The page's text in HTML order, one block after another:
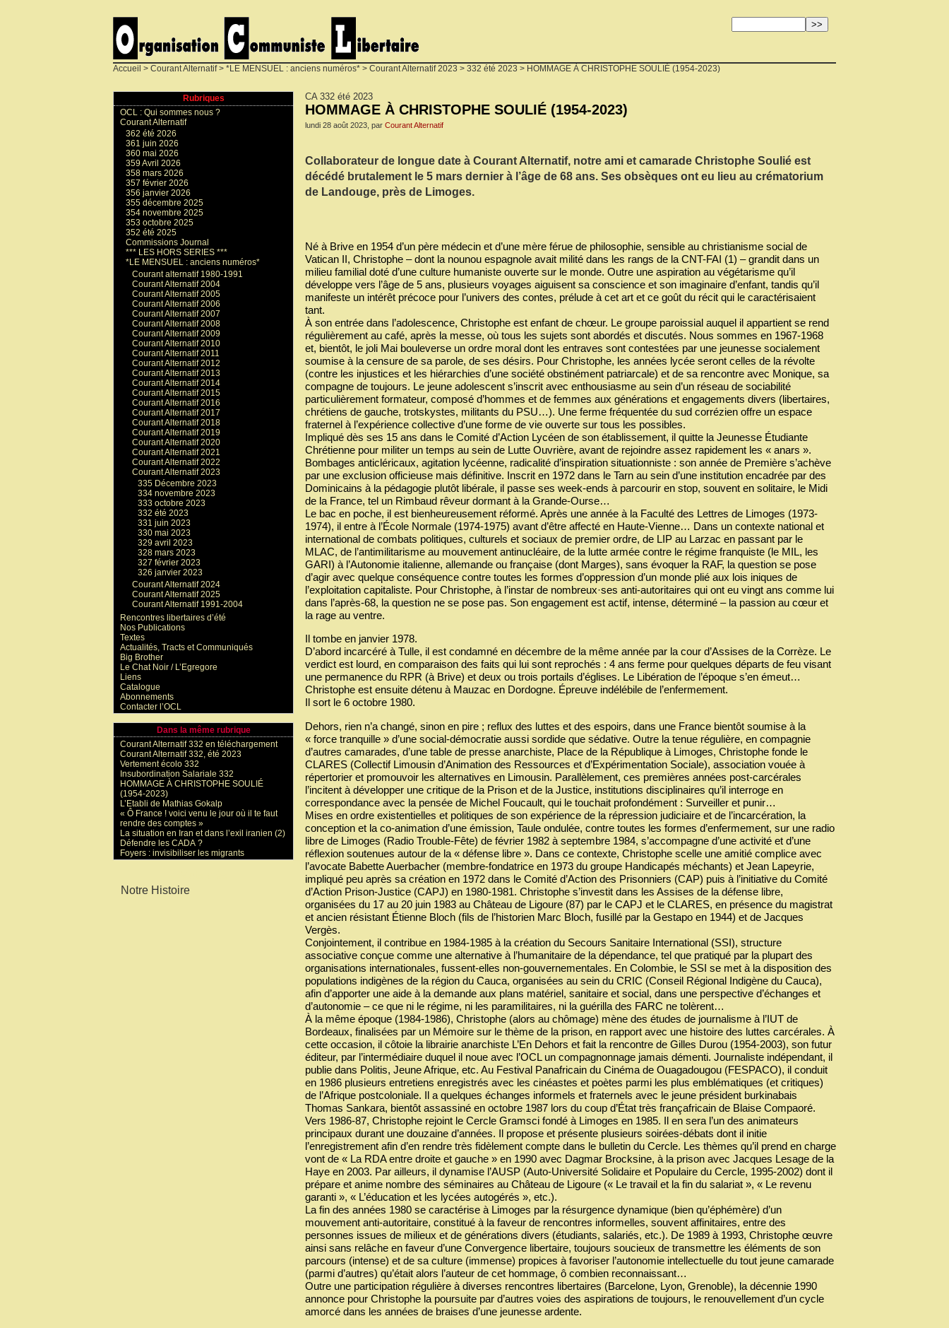
Accueil > Courant Alternatif> *LE MENSUEL : anciens numéros* > Courant Alternatif 2023 > 332 été 2023 > HOMMAGE À CHRISTOPHE SOULIÉ (1954-2023)
CA 332 été 2023
HOMMAGE À CHRISTOPHE SOULIÉ (1954-2023)
lundi 28 août 2023, par Courant Alternatif
Collaborateur de longue date à Courant Alternatif, notre ami et camarade Christophe Soulié est
décédé brutalement le 5 mars dernier à l’âge de 68 ans. Ses obsèques ont eu lieu au crématorium
de Landouge, près de Limoges.
Né à Brive en 1954 d’un père médecin et d’une mère férue de philosophie, sensible au christianisme social de
Vatican II, Christophe – dont la nounou espagnole avait milité dans les rangs de la CNT-FAI (1) – grandit dans un
milieu familial doté d’une culture humaniste ouverte sur le monde. Outre une aspiration au végétarisme qu’il
développe vers l’âge de 5 ans, plusieurs voyages aiguisent sa conscience et son imaginaire d’enfant, tandis qu’il
manifeste un intérêt précoce pour l’univers des contes, prélude à cet art et ce goût du récit qui le caractérisaient
tant.
À son entrée dans l’adolescence, Christophe est enfant de chœur. Le groupe paroissial auquel il appartient se rend
régulièrement au café, après la messe, où tous les sujets sont abordés et discutés. Nous sommes en 1967-1968
et, bientôt, le joli Mai bouleverse un ordre moral dont les entraves sont contestées par une jeunesse socialement
soumise à la censure de sa parole, de ses désirs. Pour Christophe, les années lycée seront celles de la révolte
(contre les injustices et les hiérarchies d’une société obstinément patriarcale) et de sa rencontre avec Monique, sa
compagne de toujours. Le jeune adolescent s’inscrit avec enthousiasme au sein d’un réseau de sociabilité
particulièrement formateur, composé d’hommes et de femmes aux générations et engagements divers (libertaires,
chrétiens de gauche, trotskystes, militants du PSU…). Une ferme fréquentée du sud corrézien offre un espace
fraternel à l’expérience collective d’une forme de vie ouverte sur tous les possibles.
Impliqué dès ses 15 ans dans le Comité d’Action Lycéen de son établissement, il quitte la Jeunesse Étudiante
Chrétienne pour militer un temps au sein de Lutte Ouvrière, avant de rejoindre assez rapidement les « anars ».
Bombages anticléricaux, agitation lycéenne, radicalité d’inspiration situationniste : son année de Première s’achève
par une exclusion officieuse mais définitive. Inscrit en 1972 dans le Tarn au sein d’une institution encadrée par des
Dominicains à la pédagogie plutôt libérale, il passe ses week-ends à parcourir en stop, souvent en solitaire, le Midi
de la France, tel un Rimbaud rêveur dormant à la Grande-Ourse…
Le bac en poche, il est bienheureusement réformé. Après une année à la Faculté des Lettres de Limoges (1973-
1974), il entre à l’École Normale (1974-1975) avant d’être affecté en Haute-Vienne… Dans un contexte national et
international de combats politiques, culturels et sociaux de premier ordre, de LIP au Larzac en passant par le
MLAC, de l’antimilitarisme au mouvement antinucléaire, de la lutte armée contre le régime franquiste (le MIL, les
GARI) à l’Autonomie italienne, allemande ou française (dont Marges), sans évoquer la RAF, la question se pose
d’agir avec quelque conséquence contre toutes les formes d’oppression d’un monde plié aux lois iniques de
l’exploitation capitaliste. Pour Christophe, à l’instar de nombreux·ses anti-autoritaires qui ont eu vingt ans comme lui
dans l’après-68, la question ne se pose pas. Son engagement est actif, intense, déterminé – la passion au cœur et
la rage au ventre.
Il tombe en janvier 1978.
D’abord incarcéré à Tulle, il est condamné en décembre de la même année par la cour d’Assises de la Corrèze. Le
verdict est lourd, en comparaison des faits qui lui sont reprochés : 4 ans ferme pour quelques départs de feu visant
une permanence du RPR (à Brive) et deux ou trois portails d’églises. Le Libération de l’époque s’en émeut…
Christophe est ensuite détenu à Mauzac en Dordogne. Épreuve indélébile de l’enfermement.
Il sort le 6 octobre 1980.
Dehors, rien n’a changé, sinon en pire ; reflux des luttes et des espoirs, dans une France bientôt soumise à la
« force tranquille » d’une social-démocratie aussi sordide que sédative. Outre la tenue régulière, en compagnie
d’autres camarades, d’une table de presse anarchiste, Place de la République à Limoges, Christophe fonde le
CLARES (Collectif Limousin d’Animation des Ressources et d’Expérimentation Sociale), association vouée à
répertorier et promouvoir les alternatives en Limousin. Parallèlement, ces premières années post-carcérales
l’incitent à développer une critique de la Prison et de la Justice, institutions disciplinaires qu’il interroge en
correspondance avec la pensée de Michel Foucault, qui le touchait profondément : Surveiller et punir…
Mises en ordre existentielles et politiques de son expérience de la répression judiciaire et de l’incarcération, la
conception et la co-animation d’une émission, Taule ondulée, contre toutes les formes d’enfermement, sur une radio
libre de Limoges (Radio Trouble-Fête) de février 1982 à septembre 1984, s’accompagne d’une activité et d’une
réflexion soutenues autour de la « défense libre ». Dans ce contexte, Christophe scelle une amitié complice avec
l’avocate Babette Auerbacher (membre-fondatrice en 1973 du groupe Handicapés méchants) et Jean Lapeyrie,
impliqué peu après sa création en 1972 dans le Comité d’Action des Prisonniers (CAP) puis à l’initiative du Comité
d’Action Prison-Justice (CAPJ) en 1980-1981. Christophe s’investit dans les Assises de la défense libre,
organisées du 17 au 20 juin 1983 au Château de Ligoure (87) par le CAPJ et le CLARES, en présence du magistrat
et ancien résistant Étienne Bloch (fils de l’historien Marc Bloch, fusillé par la Gestapo en 1944) et de Jacques
Vergès.
Conjointement, il contribue en 1984-1985 à la création du Secours Sanitaire International (SSI), structure
associative conçue comme une alternative à l’humanitaire de la dépendance, tel que pratiqué par la plupart des
organisations internationales, fussent-elles non-gouvernementales. En Colombie, le SSI se met à la disposition des
populations indigènes de la région du Cauca, organisées au sein du CRIC (Conseil Régional Indigène du Cauca),
afin d’apporter une aide à la demande aux plans matériel, sanitaire et social, dans une perspective d’échanges et
d’autonomie – ce que ni le régime, ni les paramilitaires, ni la guérilla des FARC ne tolèrent…
À la même époque (1984-1986), Christophe (alors au chômage) mène des études de journalisme à l’IUT de
Bordeaux, finalisées par un Mémoire sur le thème de la prison, en rapport avec une histoire des luttes carcérales. À
cette occasion, il côtoie la librairie anarchiste L’En Dehors et fait la rencontre de Gilles Durou (1954-2003), son futur
éditeur, par l’intermédiaire duquel il noue avec l’OCL un compagnonnage jamais démenti. Journaliste indépendant, il
publie dans Politis, Jeune Afrique, etc. Au Festival Panafricain du Cinéma de Ouagadougou (FESPACO), il conduit
en 1986 plusieurs entretiens enregistrés avec les cinéastes et poètes parmi les plus emblématiques (et critiques)
de l’Afrique postcoloniale. Il a quelques échanges informels et fraternels avec le jeune président burkinabais
Thomas Sankara, bientôt assassiné en octobre 1987 lors du coup d’État très françafricain de Blaise Compaoré.
Vers 1986-87, Christophe rejoint le Cercle Gramsci fondé à Limoges en 1985. Il en sera l’un des animateurs
principaux durant une douzaine d’années. Il propose et présente plusieurs soirées-débats dont il initie
l’enregistrement afin d’en rendre très fidèlement compte dans le bulletin du Cercle. Les thèmes qu’il prend en charge
vont de « La RDA entre droite et gauche » en 1990 avec Dagmar Brocksine, à la prison avec Jacques Lesage de la
Haye en 2003. Par ailleurs, il dynamise l’AUSP (Auto-Université Solidaire et Populaire du Cercle, 1995-2002) dont il
prépare et anime nombre des séminaires au Château de Ligoure (« Le travail et la fin du salariat », « Le revenu
garanti », « L’éducation et les lycées autogérés », etc.).
La fin des années 1980 se caractérise à Limoges par la résurgence dynamique (bien qu’éphémère) d’un
mouvement anti-autoritaire, constitué à la faveur de rencontres informelles, souvent affinitaires, entre des
personnes issues de milieux et de générations divers (étudiants, salariés, etc.). De 1989 à 1993, Christophe œuvre
ainsi sans relâche en faveur d’une Convergence libertaire, toujours soucieux de transmettre les éléments de son
parcours (intense) et de sa culture (immense) propices à favoriser l’autonomie intellectuelle du tout jeune camarade
(parmi d’autres) qu’était alors l’auteur de cet hommage, ô combien reconnaissant…
Outre une participation régulière à diverses rencontres libertaires (Barcelone, Lyon, Grenoble), la décennie 1990
annonce pour Christophe la poursuite par d’autres voies des aspirations de toujours, le renouvellement d’un cycle
amorcé dans les années de braises d’une jeunesse ardente.
Rubriques
OCL : Qui sommes nous ?
Courant Alternatif
362 été 2026
361 juin 2026
360 mai 2026
359 Avril 2026
358 mars 2026
357 février 2026
356 janvier 2026
355 décembre 2025
354 novembre 2025
353 octobre 2025
352 été 2025
Commissions Journal
*** LES HORS SERIES ***
*LE MENSUEL : anciens numéros*
Courant alternatif 1980-1991
Courant Alternatif 2004
Courant Alternatif 2005
Courant Alternatif 2006
Courant Alternatif 2007
Courant Alternatif 2008
Courant Alternatif 2009
Courant Alternatif 2010
Courant Alternatif 2011
Courant Alternatif 2012
Courant Alternatif 2013
Courant Alternatif 2014
Courant Alternatif 2015
Courant Alternatif 2016
Courant Alternatif 2017
Courant Alternatif 2018
Courant Alternatif 2019
Courant Alternatif 2020
Courant Alternatif 2021
Courant Alternatif 2022
Courant Alternatif 2023
335 Décembre 2023
334 novembre 2023
333 octobre 2023
332 été 2023
331 juin 2023
330 mai 2023
329 avril 2023
328 mars 2023
327 février 2023
326 janvier 2023
Courant Alternatif 2024
Courant Alternatif 2025
Courant Alternatif 1991-2004
Rencontres libertaires d’été
Nos Publications
Textes
Actualités, Tracts et Communiqués
Big Brother
Le Chat Noir / L’Egregore
Liens
Catalogue
Abonnements
Contacter l’OCL
Dans la même rubrique
Courant Alternatif 332 en téléchargement
Courant Alternatif 332, été 2023
Vertement écolo 332
Insubordination Salariale 332
HOMMAGE À CHRISTOPHE SOULIÉ
(1954-2023)
L’Etabli de Mathias Gokalp
« Ô France ! voici venu le jour où il te faut
rendre des comptes »
La situation en Iran et dans l’exil iranien (2)
Défendre les CADA ?
Foyers : invisibiliser les migrants
Notre Histoire